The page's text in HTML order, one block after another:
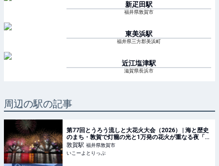
新疋田駅
福井県敦賀市
東美浜駅
福井県三方郡美浜町
近江塩津駅
滋賀県長浜市
周辺の駅の記事
第77回とうろう流しと大花火大会（2026） | 海と歴史
のまち・敦賀で灯籠の光と1万発の花火が重なる夜「と
うろう流しと大花火大会」2026年開催情報 | 福井県敦
賀市 | いこーよとりっぷ
敦賀駅 福井県敦賀市
いこーよとりっぷ